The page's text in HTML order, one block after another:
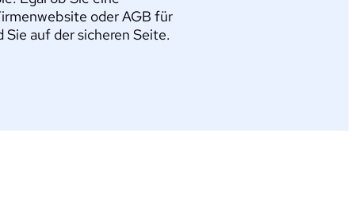
oder AGB für
auf der sicheren Seite.